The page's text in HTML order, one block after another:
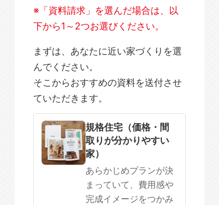
※「資料請求」を選んだ場合は、以
下から1～2つお選びください。
まずは、あなたに近い家づくりを選
んでください。
そこからおすすめの資料を送付させ
ていただきます。
規格住宅
注文住宅
SOWOOD
まだ何も決まっていない
規格住宅（価格・間
取りが分かりやすい
家）
あらかじめプランが決
まっていて、費用感や
完成イメージをつかみ